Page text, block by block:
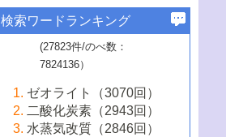
B号 第135回触媒討論会（2025年）
能性材料
若き触媒の研究者たち～（2）
6号 石油のノーブル・ユースを志向した
触媒技術
大学：オンライン・対面開催）
6号 カーボンニュートラルに向けた電解
技術
B号 第127回触媒討論会（2021年・オン
ライン開催(Zoom)のみ）
4号 光触媒を用いた水分解の最新の研究
動向
5号 次世代の触媒プロセスを支えるマイ
6号 メタン転換技術の最新動向
B号 第125回触媒討論会（2020年・工学
院大学）
3号 精密高分子合成に関する最近の研究
動向
4号 バイオマス化成品製造のための触媒
5号 固体触媒による含窒素有機化合物変
換の最前線
6号 貴金属使用量低減に向けた自動車排
4号 60周年記念企画
5号 進化するゼオライト合成技術
6号 非貴金属系触媒における電気化学的
B号 第121回触媒討論会（2018年・東京
大学）
最先端技術
3号 無機分離膜材料の開発と触媒反応プ
ロセスへの適用
5号 水素のふるまいを解き明かす最先端
研究
1号 ユニークな構造の高分子を生み出す触
2号 リグニンからの化成品製造に向けた触
媒技術
3号 触媒研究の最先端～とびたて若き研究
者たち～（1）
▼57巻（2015年）
1号 水素キャリアにかかわる触媒技術の新
2号 石油精製用触媒の最近の進展
3号 固体酸化物形燃料電池（SOFC）におけ
るアノード触媒上での燃料直接改質技術
▼56巻（2014年）
2号 光触媒反応機構に関する最新の研究動
向
1号 高耐久性燃料電池システム用触媒にお
ける新展開
▼54巻（2012年）
1号 規則性多孔体の利用技術における最近
▼53巻（2011年）
検索ワードランキング
(27823件/のべ数：
7824136）
ゼオライト（3070回）
二酸化炭素（2943回）
水蒸気改質（2846回）